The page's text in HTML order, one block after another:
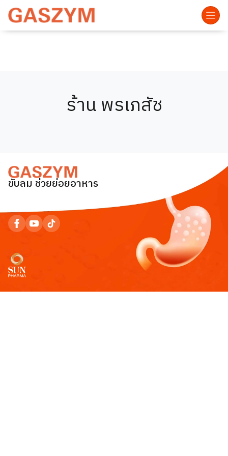
ร้าน พรเภสัช
ขับลม ช่วยย่อยอาหาร